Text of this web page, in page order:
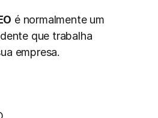
é normalmente um
que trabalha
empresa.